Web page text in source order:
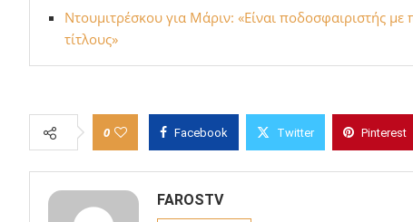
Ντουμιτρέσκου για Μάριν: «Είναι ποδοσφαιριστής
τίτλους»
0 Facebook Twitter Pinterest
FAROSTV